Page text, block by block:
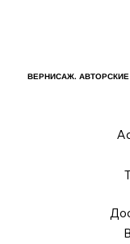
ВЕРНИСАЖ.